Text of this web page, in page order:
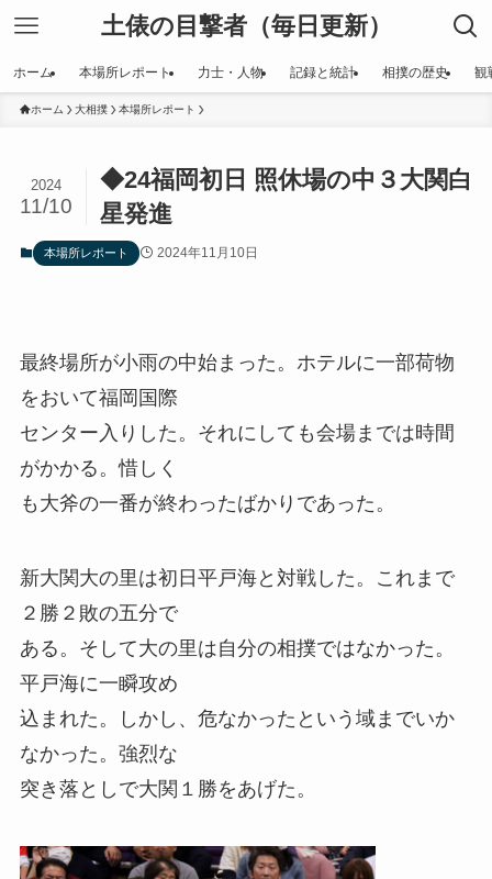
土俵の目撃者（毎日更新）
ホーム 本場所レポート 力士・人物 記録と統計 相撲の歴史 観
ホーム 大相撲 本場所レポート
◆24福岡初日 照休場の中３大関白
星発進
2024
11/10
本場所レポート 2024年11月10日
最終場所が小雨の中始まった。ホテルに一部荷物
をおいて福岡国際
センター入りした。それにしても会場までは時間
がかかる。惜しく
も大斧の一番が終わったばかりであった。
新大関大の里は初日平戸海と対戦した。これまで
２勝２敗の五分で
ある。そして大の里は自分の相撲ではなかった。
平戸海に一瞬攻め
込まれた。しかし、危なかったという域までいか
なかった。強烈な
突き落としで大関１勝をあげた。